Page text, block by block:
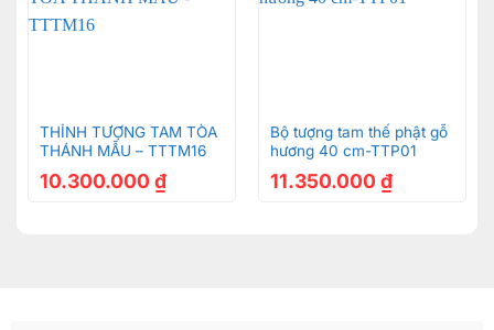
THỈNH TƯỢNG TAM TÒA
THÁNH MẪU – TTTM16
10.300.000 ₫
Bộ tượng tam thế phật gỗ
hương 40 cm-TTP01
11.350.000 ₫